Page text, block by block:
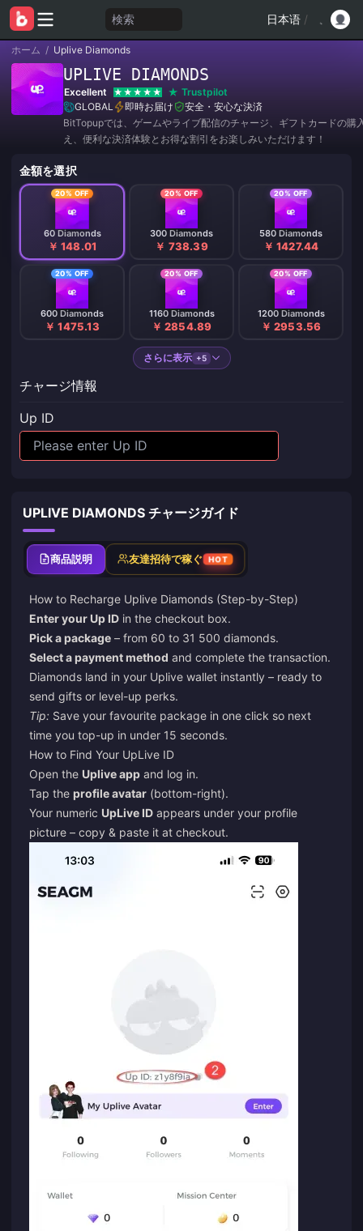
検索 日本语 /
ホーム / Uplive Diamonds
UPLIVE DIAMONDS
Excellent
Trustpilot
GLOBAL
即時お届け
安全・安心な決済
BitTopupでは、ゲームやライブ配信のチャージ、ギフトカードの購
え、便利な決済体験とお得な割引をお楽しみいただけます！
金額を選択
20% OFF
60 Diamonds
￥ 148.01
20% OFF
300 Diamonds
￥ 738.39
20% OFF
580 Diamonds
￥ 1427.44
20% OFF
600 Diamonds
￥ 1475.13
20% OFF
1160 Diamonds
￥ 2854.89
20% OFF
1200 Diamonds
￥ 2953.56
さらに表示 +5
チャージ情報
Up ID
UPLIVE DIAMONDS チャージガイド
商品説明 友達招待で稼ぐ HOT
How to Recharge Uplive Diamonds (Step-by-Step)
Enter your Up ID in the checkout box.
Pick a package – from 60 to 31 500 diamonds.
Select a payment method and complete the transaction.
Diamonds land in your Uplive wallet instantly – ready to
send gifts or level-up perks.
Tip: Save your favourite package in one click so next
time you top-up in under 15 seconds.
How to Find Your UpLive ID
Open the Uplive app and log in.
Tap the profile avatar (bottom-right).
Your numeric UpLive ID appears under your profile
picture – copy & paste it at checkout.